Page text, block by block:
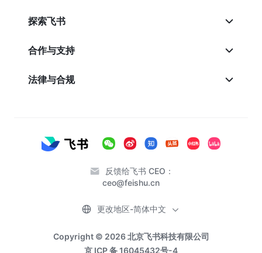
探索飞书
合作与支持
法律与合规
反馈给飞书 CEO：
ceo@feishu.cn
Copyright © 2026 北京飞书科技有限公司
京 ICP 备 16045432号-4
更改地区-简体中文